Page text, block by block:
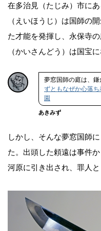
在多治見（たじみ）市に
（えいほうじ）は国師の
た才能を発揮し、永保寺
（かいさんどう）は国宝に
夢窓国師の庭は、鎌
ずともなぜか心落
園
あきみず
しかし、そんな夢窓国師
た。出頭した頼遠は事件
河原に引き出され、罪人